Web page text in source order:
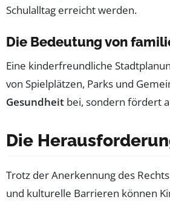
Schulalltag erreicht werden.
Die Bedeutung von
Eine kinderfreundliche
von Spielplätzen, Parks und
Gesundheit bei, sondern fördert
Die
Trotz der Anerkennung des
und kulturelle Barrieren können